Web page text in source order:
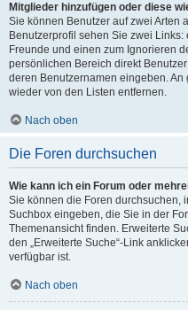
Mitglieder hinzufügen oder diese
Sie können Benutzer auf zwei Arten
Benutzerprofil sehen Sie zwei
Freunde und einen zum Ignorieren
persönlichen Bereich direkt
deren Benutzernamen eingeben.
wieder von den Listen entfernen.
Nach oben
Die Foren durchsuchen
Wie kann ich ein Forum oder
Sie können die Foren durchsuchen,
Suchbox eingeben, die Sie in der
Themenansicht finden. Erweiterte
den „Erweiterte Suche“-Link
verfügbar ist.
Nach oben